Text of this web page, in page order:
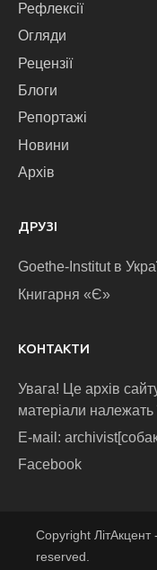
Рефлексії
Огляди
Рецензії
Блоги
Репортажі
Новини
Архів
ДРУЗІ
Goethe-Institut в
Книгарня «Є»
КОНТАКТИ
Увага! Це архів
матеріали належать
E-маіl:
Facebook
Copyright ЛітАкцент
reserved.